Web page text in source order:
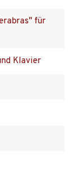
für
Klavier